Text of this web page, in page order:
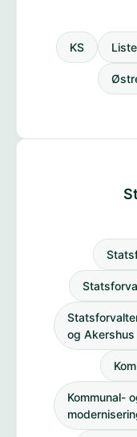
KS
og Akershus
Kommunal-